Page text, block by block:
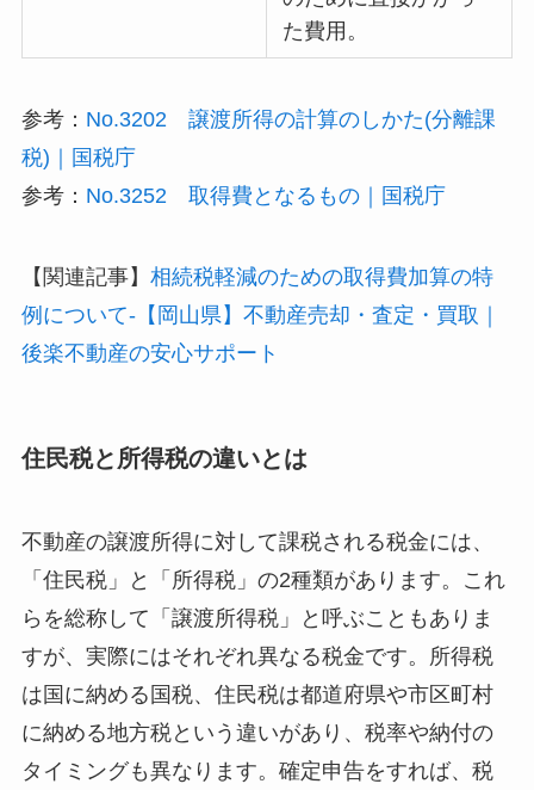
た費用。
参考： No.3202 譲渡所得の計算のしかた(分離課
税)｜国税庁
参考： No.3252 取得費となるもの｜国税庁
【関連記事】 相続税軽減のための取得費加算の特
例について-【岡山県】不動産売却・査定・買取｜
後楽不動産の安心サポート
住民税と所得税の違いとは
不動産の譲渡所得に対して課税される税金には、
「住民税」と「所得税」の2種類があります。これ
らを総称して「譲渡所得税」と呼ぶこともありま
すが、実際にはそれぞれ異なる税金です。所得税
は国に納める国税、住民税は都道府県や市区町村
に納める地方税という違いがあり、税率や納付の
タイミングも異なります。確定申告をすれば、税